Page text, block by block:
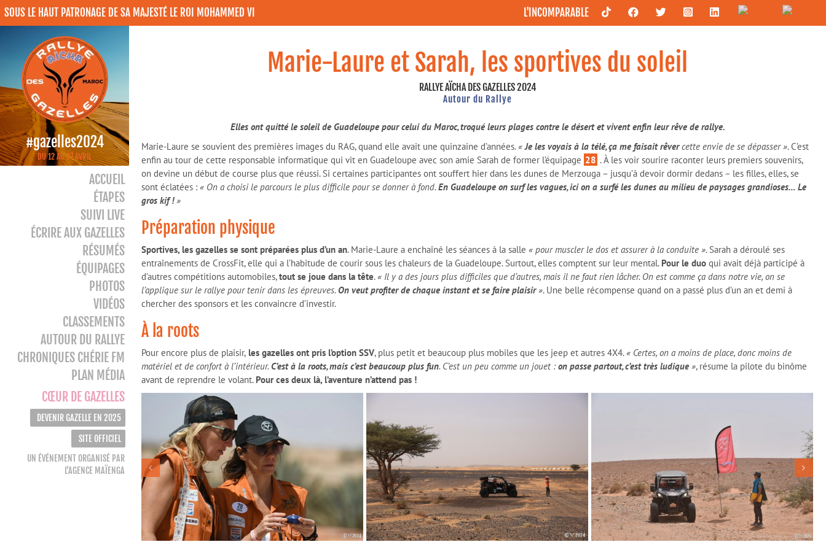
L'INCOMPARABLE
SOUS LE HAUT PATRONAGE DE SA MAJESTÉ LE ROI MOHAMMED VI
#gazelles2024
DU 12 AU 27 AVRIL
ACCUEIL
ÉTAPES
SUIVI LIVE
ÉCRIRE AUX GAZELLES
RÉSUMÉS
ÉQUIPAGES
PHOTOS
VIDÉOS
CLASSEMENTS
AUTOUR DU RALLYE
CHRONIQUES CHÉRIE FM
PLAN MÉDIA
CŒUR DE GAZELLES
DEVENIR GAZELLE EN 2025
SITE OFFICIEL
UN ÉVÉNEMENT ORGANISÉ PAR
L’AGENCE MAÏENGA
Marie-Laure et Sarah, les sportives du soleil
RALLYE AÏCHA DES GAZELLES 2024
Autour du Rallye
Elles ont quitté le soleil de Guadeloupe pour celui du Maroc, troqué leurs plages contre le désert et vivent enfin leur rêve de rallye.
Marie-Laure se souvient des premières images du RAG, quand elle avait une quinzaine d’années.«Je les voyais à la télé, ça me faisait rêvercette envie de se dépasser ». C’est
enfin au tour de cette responsable informatique qui vit en Guadeloupe avec son amie Sarah de former l’équipage 28 . À les voir sourire raconter leurs premiers souvenirs,
on devine un début de course plus que réussi. Si certaines participantes ont souffert hier dans les dunes de Merzouga – jusqu’à devoir dormir dedans – les filles, elles, se
sont éclatées : « On a choisi le parcours le plus difficile pour se donner à fond. En Guadeloupe on surf les vagues, ici on a surfé les dunes au milieu de paysages grandioses… Le
gros kif !»
Préparation physique
Sportives, les gazelles se sont préparées plus d’un an. Marie-Laure a enchaîné les séances à la salle « pour muscler le dos et assurer à la conduite ». Sarah a déroulé ses
entraînements de CrossFit, elle qui a l’habitude de courir sous les chaleurs de la Guadeloupe. Surtout, elles comptent sur leur mental. Pour le duo qui avait déjà participé à
d’autres compétitions automobiles,tout se joue dans la tête.« Il y a des jours plus difficiles que d’autres, mais il ne faut rien lâcher. On est comme ça dans notre vie, on se
l’applique sur le rallye pour tenir dans les épreuves. On veut profiter de chaque instant et se faire plaisir». Une belle récompense quand on a passé plus d’un an et demi à
chercher des sponsors et les convaincre d’investir.
À la roots
Pour encore plus de plaisir, les gazelles ont pris l’option SSV, plus petit et beaucoup plus mobiles que les jeep et autres 4X4.« Certes, on a moins de place, donc moins de
matériel et de confort à l’intérieur. C’est à la roots, mais c’est beaucoup plus fun. C’est un peu comme un jouet :on passe partout, c’est très ludique », résume la pilote du binôme
avant de reprendre le volant. Pour ces deux là, l’aventure n’attend pas !